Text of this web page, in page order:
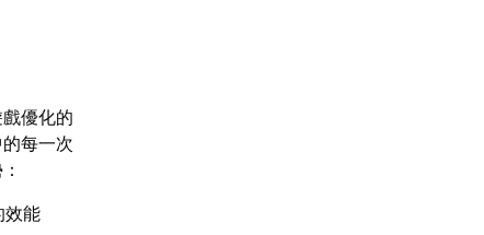
優化的
每一次
效能